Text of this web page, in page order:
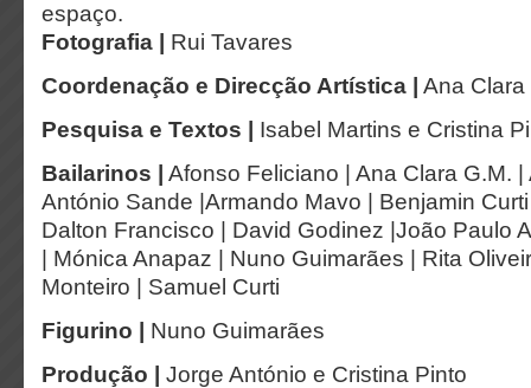
espaço.
Fotografia |
Rui Tavares
Coordenação e Direcção Artística |
Ana
Pesquisa e Textos | Isabel Martins e Cristina
Bailarinos |
Afonso Feliciano | Ana Clara G.M.
António Sande |Armando Mavo | Benjamin
Dalton Francisco | David Godinez |João Paulo
| Mónica Anapaz | Nuno Guimarães | Rita
Monteiro | Samuel Curti
Figurino |
Nuno Guimarães
Produção |
Jorge António e Cristina Pinto